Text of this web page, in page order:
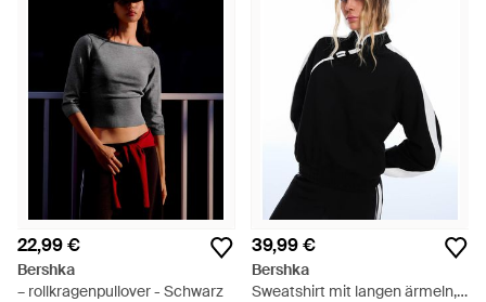
22,99 €
Bershka
– rollkragenpullover - Schwarz
39,99 €
Bershka
Sweatshirt mit langen ärmeln,